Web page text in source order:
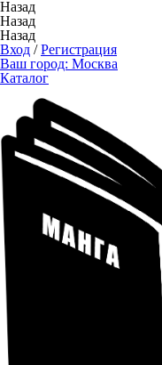
Назад
Назад
Назад
Вход /Регистрация
Ваш город: Москва
Каталог